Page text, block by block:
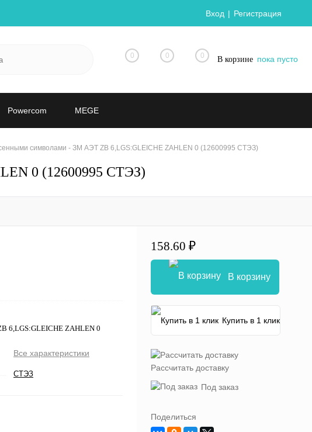
Вход Регистрация
0 0 0 В корзине пока пусто
Powercom MEGE
символами - ЗМ АЭТ ZB 6,LGS:GLEICHE ZAHLEN 0 (12600995 СТЭЗ)
0 (12600995 СТЭЗ)
6,LGS:GLEICHE ZAHLEN 0
Все характеристики
СТЭЗ
158.60 ₽
В корзину
Купить в 1 клик
Рассчитать доставку
Под заказ
Поделиться